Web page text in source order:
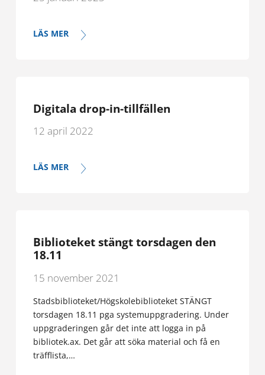
LÄS MER
Digitala drop-in-tillfällen
12 april 2022
LÄS MER
Biblioteket stängt torsdagen den
18.11
15 november 2021
Stadsbiblioteket/Högskolebiblioteket STÄNGT
torsdagen 18.11 pga systemuppgradering. Under
uppgraderingen går det inte att logga in på
bibliotek.ax. Det går att söka material och få en
träfflista,…